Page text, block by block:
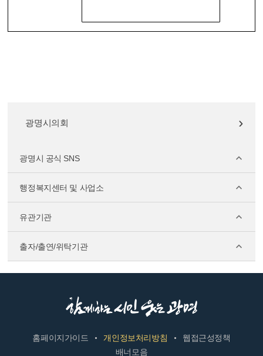
광명시의회
광명시 공식 SNS
행정복지센터 및 사업소
유관기관
출자/출연/위탁기관
홈페이지가이드 개인정보처리방침
웹접근성정책
배너모음